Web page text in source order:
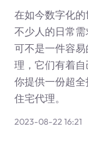
在如今数字化
不少人的日常
可不是一件容
理，它们有着
你提供一份超
住宅代理。
2023-08-22 16:21